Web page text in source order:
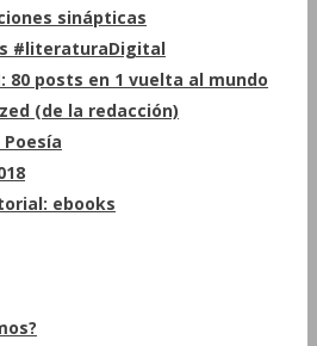
sinápticas
#literaturaDigital
80 posts en 1 vuelta al mundo
(de la redacción)
ebooks